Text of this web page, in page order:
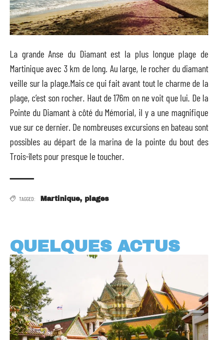
La grande Anse du Diamant est la plus longue plage de
Martinique avec 3 km de long. Au large, le rocher du diamant
veille sur la plage.Mais ce qui fait avant tout le charme de la
plage, c’est son rocher. Haut de 176m on ne voit que lui. De la
Pointe du Diamant à côté du Mémorial, il y a une magnifique
vue sur ce dernier. De nombreuses excursions en bateau sont
possibles au départ de la marina de la pointe du bout des
Trois-îlets pour presque le toucher.
TAGGED: Martinique, plages
QUELQUES ACTUS